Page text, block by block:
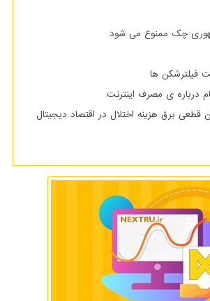
چک ممنوع می شود
فیلترشکن ها
درباره ی مصرف اینترنت
قطعی برق هزینه اختلال در اقتصاد دیجیتال